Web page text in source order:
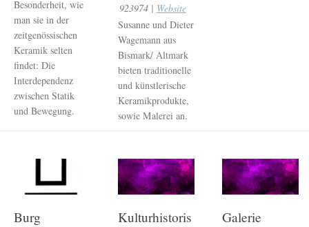
Besonderheit, wie
man sie in der
zeitgenössischen
Keramik selten
findet: Die
Interdependenz
zwischen Statik
und Bewegung.
923974 | Website
Susanne und Dieter
Wagemann aus
Bismark/ Altmark
bieten traditionelle
und künstlerische
Keramikprodukte,
sowie Malerei an.
Burg
Kulturhistoris
Galerie